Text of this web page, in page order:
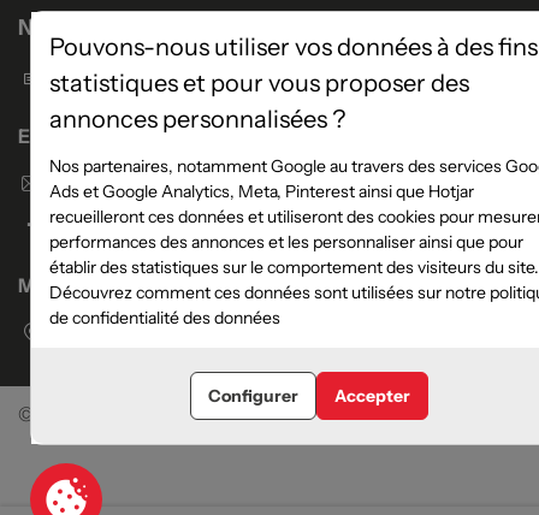
Nous contacter
Formulaire de contact
Enseigne Atlas Home
Envoyer un email
Magasins
Voir la liste des magasins
©Meubles Atlas / Atlas NewcoTous droits réservés
Pouvons-nous utiliser vos données à des fins
statistiques et pour vous proposer des
annonces personnalisées ?
Nos partenaires, notamment Google au travers des services
Ads et Google Analytics, Meta, Pinterest ainsi que Hotjar
recueilleront ces données et utiliseront des cookies pour
performances des annonces et les personnaliser ainsi que pour
établir des statistiques sur le comportement des visiteurs du site.
Découvrez comment ces données sont utilisées sur notre
de confidentialité des données
Configurer Accepter